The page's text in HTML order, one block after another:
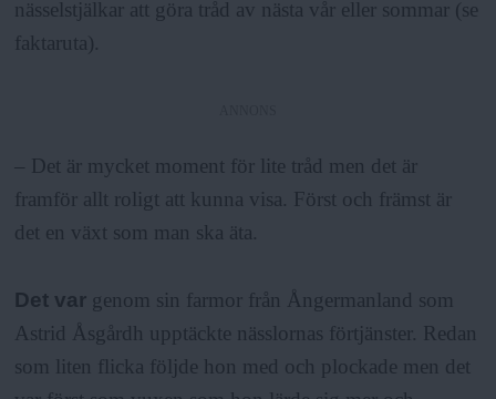
nässelstjälkar att göra tråd av nästa vår eller sommar (se
faktaruta).
– Det är mycket moment för lite tråd men det är
framför allt roligt att kunna visa. Först och främst är
det en växt som man ska äta.
Det var genom sin farmor från Ångermanland som
Astrid Åsgårdh upptäckte nässlornas förtjänster. Redan
som liten flicka följde hon med och plockade men det